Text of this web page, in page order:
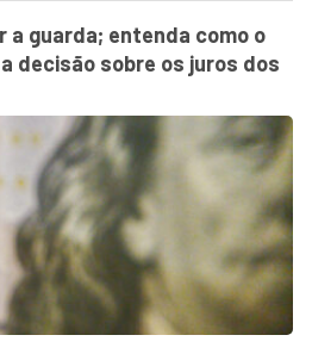
a guarda; entenda como o
decisão sobre os juros dos